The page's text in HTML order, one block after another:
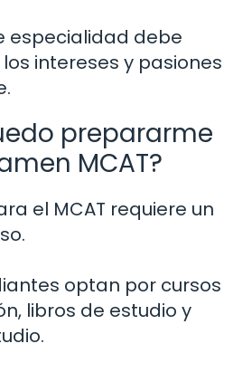
especialidad debe
intereses y pasiones
prepararme
MCAT?
el MCAT requiere un
optan por cursos
libros de estudio y